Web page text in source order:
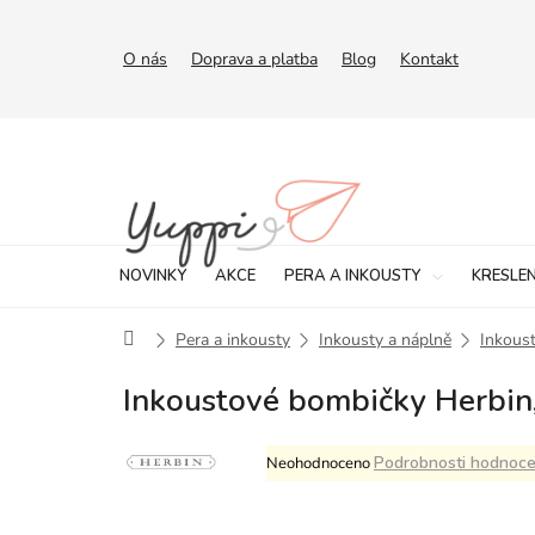
O nás Doprava a platba Blog Kontakt
NOVINKY AKCE PERA A INKOUSTY
DomůPera a inkousty Inkousty a náplně
Inkoustové bombičky
Průměrné
hodnocení
NeohodnocenoPodrobnosti